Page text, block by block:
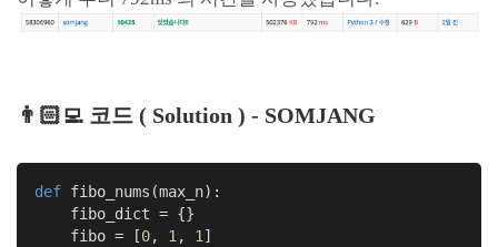
👨🏻‍💻 코드 ( Solution ) - SOMJANG
def fibo_nums (max_n) :
    fibo_dict = {}
    fibo = [
0, 1 , 1 ]